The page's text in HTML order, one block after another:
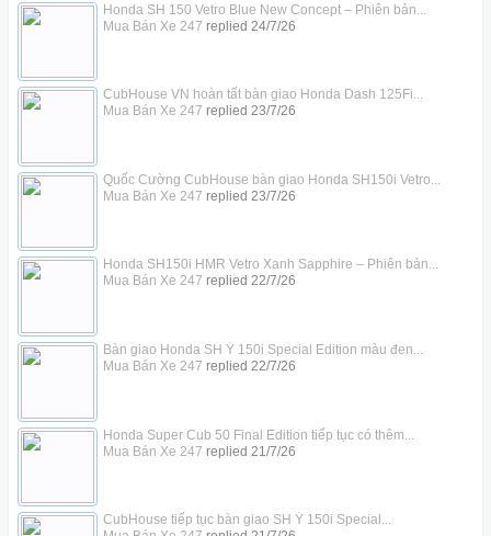
Honda SH 150 Vetro Blue New Concept – Phiên bản...
Mua Bán Xe 247 replied 24/7/26
CubHouse VN hoàn tất bàn giao Honda Dash 125Fi...
Mua Bán Xe 247 replied 23/7/26
Quốc Cường CubHouse bàn giao Honda SH150i Vetro...
Mua Bán Xe 247 replied 23/7/26
Honda SH150i HMR Vetro Xanh Sapphire – Phiên bản...
Mua Bán Xe 247 replied 22/7/26
Bàn giao Honda SH Ý 150i Special Edition màu đen...
Mua Bán Xe 247 replied 22/7/26
Honda Super Cub 50 Final Edition tiếp tục có thêm...
Mua Bán Xe 247 replied 21/7/26
CubHouse tiếp tục bàn giao SH Ý 150i Special...